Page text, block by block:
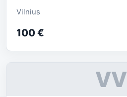
Vilnius
100 €
VV